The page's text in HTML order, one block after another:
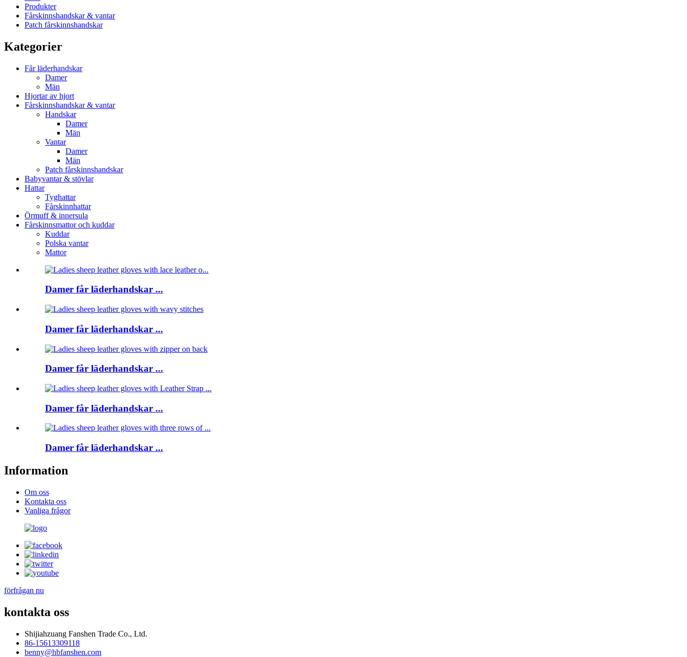
Produkter
Fårskinnshandskar & vantar
Patch fårskinnshandskar
Kategorier
Får läderhandskar
Damer
Män
Hjortar av hjort
Fårskinnshandskar & vantar
Handskar
Damer
Män
Vantar
Damer
Män
Patch fårskinnshandskar
Babyvantar & stövlar
Hattar
Tyghattar
Fårskinnhattar
Örmuff & innersula
Fårskinnsmattor och kuddar
Kuddar
Polska vantar
Mattor
Damer får läderhandskar ...
Damer får läderhandskar ...
Damer får läderhandskar ...
Damer får läderhandskar ...
Damer får läderhandskar ...
Information
Om oss
Kontakta oss
Vanliga frågor
förfrågan nu
kontakta oss
Shijiahzuang Fanshen Trade Co., Ltd.
86-15613309118
benny@hbfanshen.com